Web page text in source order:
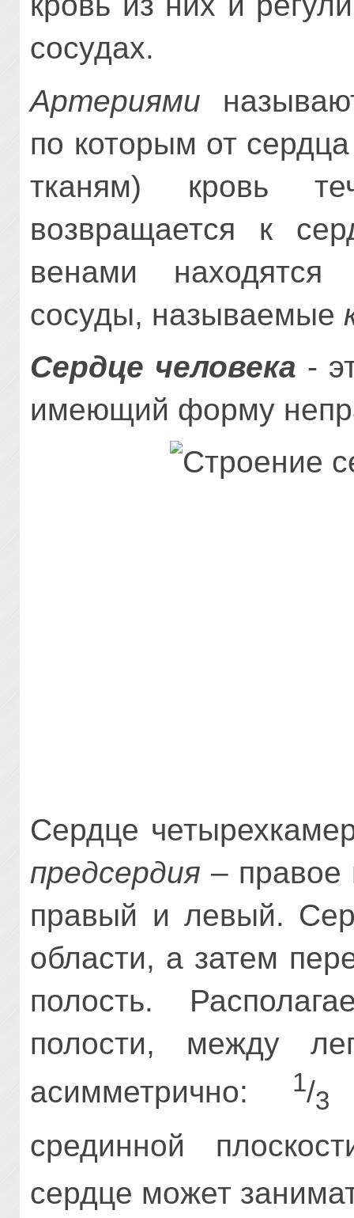
сосудах.
Артериями
по которым от
тканям) кровь
возвращается к
венами находятся
сосуды, называемые
Сердце человека -
имеющий форму
Сердце
предсердия –
правый и левый.
области, а затем
полость.
полости, между
асимметрично:
1/3
срединной
сердце может